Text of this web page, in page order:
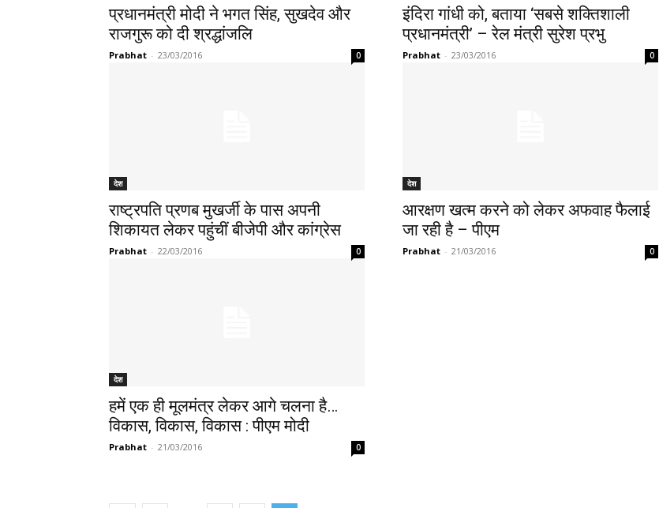
प्रधानमंत्री मोदी ने भगत सिंह, सुखदेव और
राजगुरू को दी श्रद्धांजलि
Prabhat - 23/03/2016 0
इंदिरा गांधी को, बताया ‘सबसे शक्तिशाली
प्रधानमंत्री’ – रेल मंत्री सुरेश प्रभु
Prabhat - 23/03/2016 0
देश
राष्ट्रपति प्रणब मुखर्जी के पास अपनी
शिकायत लेकर पहुंचीं बीजेपी और कांग्रेस
Prabhat - 22/03/2016 0
देश
आरक्षण खत्म करने को लेकर अफवाह फैलाई
जा रही है – पीएम
Prabhat - 21/03/2016 0
देश
हमें एक ही मूलमंत्र लेकर आगे चलना है…
विकास, विकास, विकास : पीएम मोदी
Prabhat - 21/03/2016 0